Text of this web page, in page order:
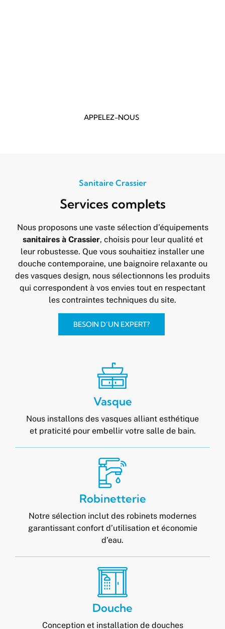
APPELEZ-NOUS
Sanitaire Crassier
Services complets
Nous proposons une vaste sélection d’équipements
sanitaires à Crassier, choisis pour leur qualité et
leur robustesse. Que vous souhaitiez installer une
douche contemporaine, une baignoire relaxante ou
des vasques design, nous sélectionnons les produits
qui correspondent à vos envies tout en respectant
les contraintes techniques du site.
BESOIN D’UN EXPERT?
Vasque
Nous installons des vasques alliant esthétique
et praticité pour embellir votre salle de bain.
Robinetterie
Notre sélection inclut des robinets modernes
garantissant confort d’utilisation et économie
d’eau.
Douche
Conception et installation de douches